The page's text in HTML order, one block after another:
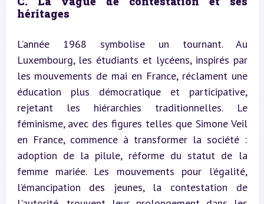
héritages
L’année 1968 symbolise un tournant. Au
Luxembourg, les étudiants et lycéens, inspirés par
les mouvements de mai en France, réclament une
éducation plus démocratique et participative,
rejetant les hiérarchies traditionnelles. Le
féminisme, avec des figures telles que Simone Veil
en France, commence à transformer la société :
adoption de la pilule, réforme du statut de la
femme mariée. Les mouvements pour l’égalité,
l’émancipation des jeunes, la contestation de